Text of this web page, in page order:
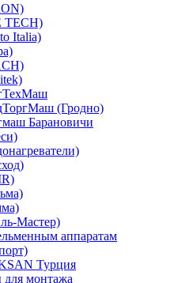
Italia)
(Гродно)
Барановичи
Мастер)
аппаратам
Турция
монтажа